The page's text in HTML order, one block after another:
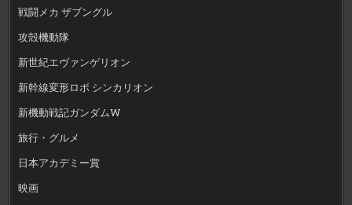
戦闘メカ ザブングル
攻殻機動隊
新世紀エヴァンゲリオン
新幹線変形ロボ シンカリオン
新機動戦記ガンダムW
旅行・グルメ
日本アカデミー賞
映画